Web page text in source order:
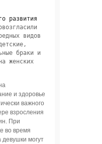
развития
видов
браки и
женских
и здоровье
важного
взросления
При
во время
девушки могут